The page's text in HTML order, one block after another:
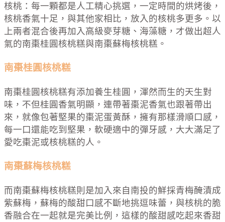
核桃：每一顆都是人工精心挑選，一定時間的烘烤後，
核桃香氣十足，與其他家相比，放入的核桃多更多。 以
上兩者混合後再加入高級麥芽糖、海藻糖，才做出超人
氣的南棗桂圓核桃糕與南棗蘇梅核桃糕。
南棗桂圓核桃糕
南棗桂圓核桃糕有添加養生桂圓，渾然而生的天生對
味，不但桂圓香氣明顯，連帶著棗泥香氣也跟著帶出
來，就像包著堅果的棗泥蛋黃酥，擁有那樣滑順口感，
每一口還能吃到堅果，軟硬適中的彈牙感，大大滿足了
愛吃棗泥或核桃糕的人。
南棗蘇梅核桃糕
而南棗蘇梅核桃糕則是加入來自南投的鮮採青梅醃漬成
紫蘇梅，蘇梅的酸甜口感不斷地挑逗味蕾，與核桃的脆
香融合在一起就是完美比例，這樣的酸甜感吃起來香甜